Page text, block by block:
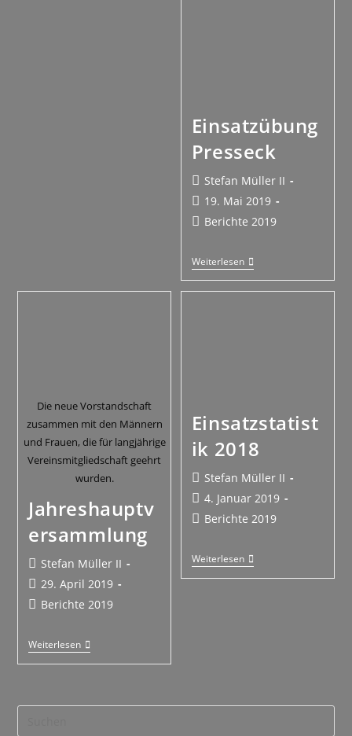
Einsatzübung
Presseck
Stefan Müller II
19. Mai 2019
Berichte 2019
Weiterlesen
Die neue Vorstandschaft
zusammen mit den Männern
und Frauen, die für langjährige
Vereinsmitgliedschaft geehrt
wurden.
Jahreshauptv
ersammlung
Stefan Müller II
29. April 2019
Berichte 2019
Weiterlesen
Einsatzstatist
ik 2018
Stefan Müller II
4. Januar 2019
Berichte 2019
Weiterlesen